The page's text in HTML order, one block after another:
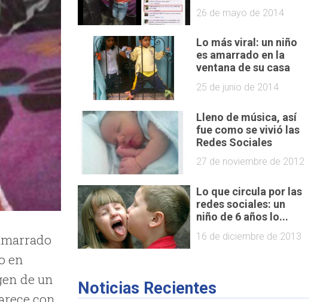
en
de un
26 de mayo de 2014
Lo más viral: un niño
es amarrado en la
ventana de su casa
25 de junio de 2014
Lleno de música, así
fue como se vivió las
Redes Sociales
27 de noviembre de 2012
Lo que circula por las
redes sociales: un
niño de 6 años lo...
16 de diciembre de 2013
Noticias Recientes